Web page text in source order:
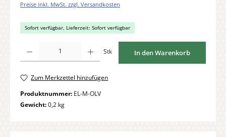
Preise inkl. MwSt. zzgl. Versandkosten
Sofort verfügbar, Lieferzeit: Sofort verfügbar
Stk In den Warenkorb
Zum Merkzettel hinzufügen
Produktnummer: EL-M-OLV
Gewicht:0,2 kg